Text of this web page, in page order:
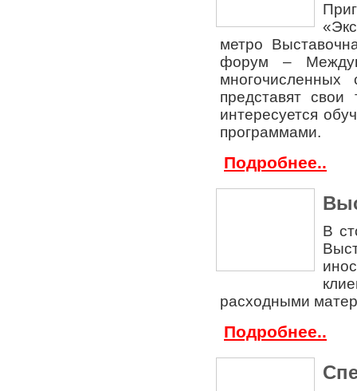
метро
форум –
многочисленных
представят
интересуется
программами.
Подробнее..
В
расходными
Подробнее..